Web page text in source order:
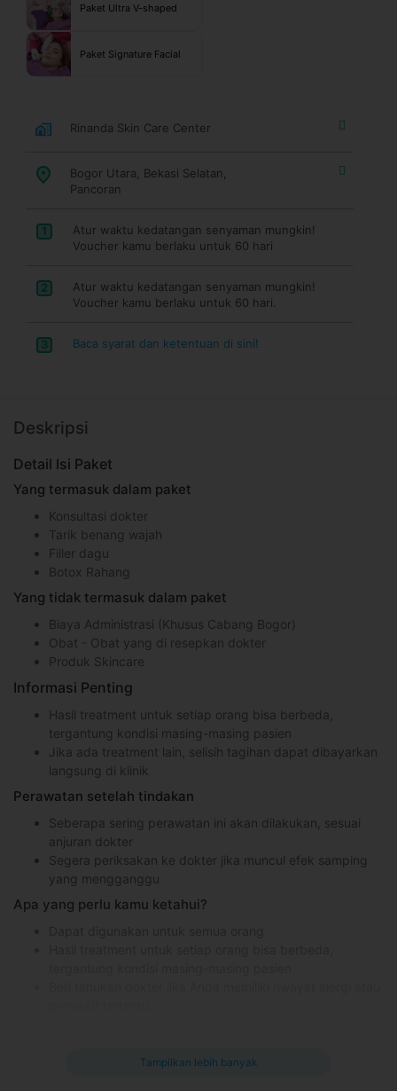
Paket Ultra V-shaped
Paket Signature Facial
Rinanda Skin Care Center
Bogor Utara, Bekasi Selatan,
Pancoran
1
Atur waktu kedatangan senyaman mungkin!
Voucher kamu berlaku untuk 60 hari
2
Atur waktu kedatangan senyaman mungkin!
Voucher kamu berlaku untuk 60 hari.
3 Baca syarat dan ketentuan di sini!
Deskripsi
Detail Isi Paket
Yang termasuk dalam paket
Konsultasi dokter
Tarik benang wajah
Filler dagu
Botox Rahang
Yang tidak termasuk dalam paket
Biaya Administrasi (Khusus Cabang Bogor)
Obat - Obat yang di resepkan dokter
Produk Skincare
Informasi Penting
Hasil treatment untuk setiap orang bisa berbeda,
tergantung kondisi masing-masing pasien
Jika ada treatment lain, selisih tagihan dapat dibayarkan
langsung di klinik
Perawatan setelah tindakan
Seberapa sering perawatan ini akan dilakukan, sesuai
anjuran dokter
Segera periksakan ke dokter jika muncul efek samping
yang mengganggu
Apa yang perlu kamu ketahui?
Ibu hamil dan menyusuiTampilkan lebih banyak